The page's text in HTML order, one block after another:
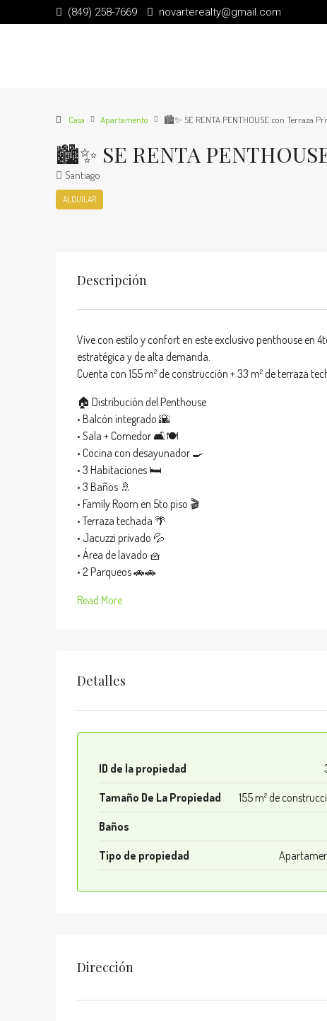
(849) 258-7669 novarterealty@gmail.com
Casa Apartamento 🏙️✨ SE RENTA PENTHOUSE con Terraza
🏙️✨ SE RENTA
Santiago
ALQUILAR
Descripción
Vive con estilo y confort en este exclusivo penthouse en
estratégica y de alta demanda.
Cuenta con 155 m² de construcción + 33 m² de terraza
🏠 Distribución del Penthouse
• Balcón integrado 🌇
• Sala + Comedor 🛋️🍽️
• Cocina con desayunador 🍳
• 3 Habitaciones 🛏️
• 3 Baños 🚿
• Family Room en 5to piso 🎬
• Terraza techada 🌴
• Jacuzzi privado 💦
• Área de lavado 🧺
• 2 Parqueos 🚗🚗
Read More
Detalles
ID de la propiedad
Tamaño De La Propiedad 155 m² de
Baños
Tipo de propiedad
Dirección